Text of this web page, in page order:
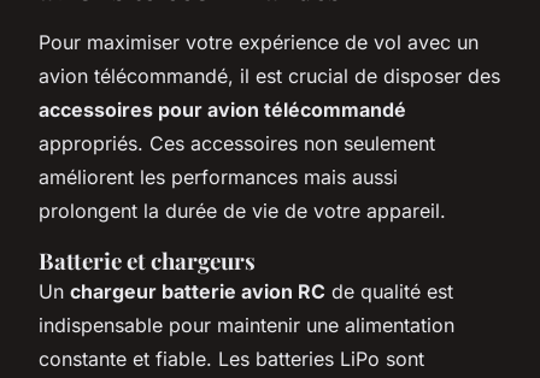
Pour maximiser votre expérience de vol avec un
avion télécommandé, il est crucial de disposer des
accessoires pour avion télécommandé
appropriés. Ces accessoires non seulement
améliorent les performances mais aussi
prolongent la durée de vie de votre appareil.
Batterie et chargeurs
Un chargeur batterie avion RC de qualité est
indispensable pour maintenir une alimentation
constante et fiable. Les batteries LiPo sont